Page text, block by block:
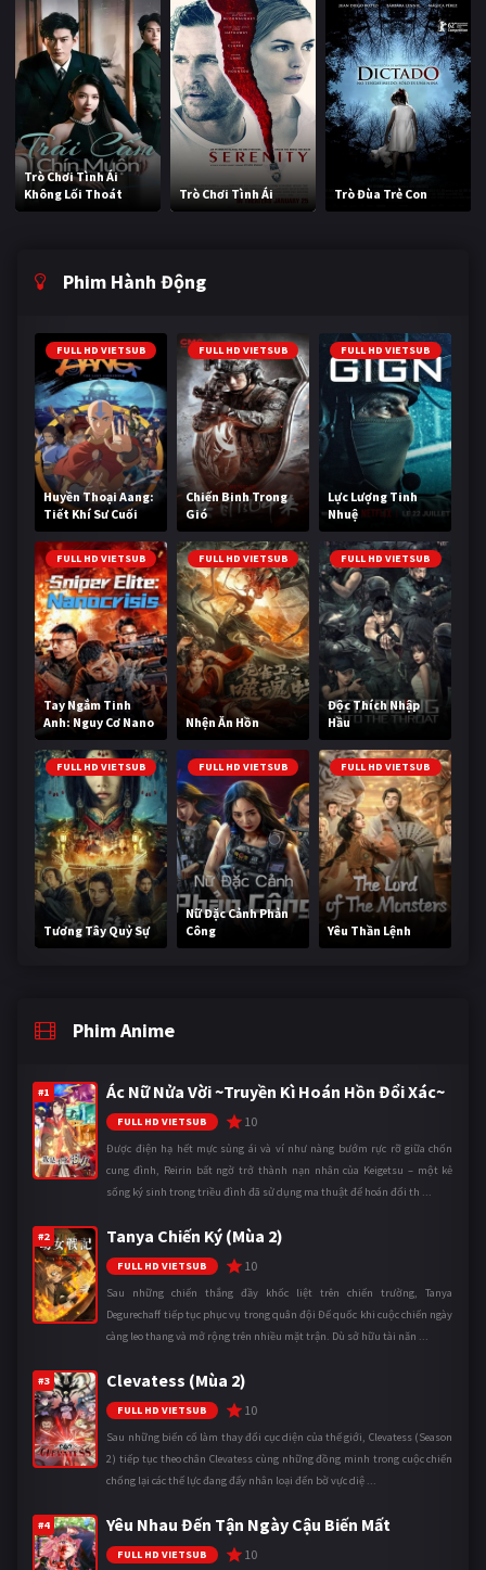
Trò Chơi Tình Ái
Không Lối Thoát
Trò Chơi Tình Ái Trò Đùa Trẻ Con
Phim Hành Động
FULL HD VIETSUB
Huyền Thoại Aang:
Tiết Khí Sư Cuối
Cùng
FULL HD VIETSUB
Chiến Binh Trong
Gió
FULL HD VIETSUB
Lực Lượng Tinh
Nhuệ
FULL HD VIETSUB
Tay Ngắm Tinh
Anh: Nguy Cơ Nano
FULL HD VIETSUB
Nhện Ăn Hồn
FULL HD VIETSUB
Độc Thích Nhập
Hầu
FULL HD VIETSUB
Tương Tây Quỷ Sự
FULL HD VIETSUB
Nữ Đặc Cảnh Phản
Công
FULL HD VIETSUB
Yêu Thần Lệnh
Phim Anime
#1 Ác Nữ Nửa Vời ~Truyền Kì Hoán Hồn Đổi Xác~
FULL HD VIETSUB 10
Được điện hạ hết mực sủng ái và ví như nàng bướm rực rỡ giữa chốn
cung đình, Reirin bất ngờ trở thành nạn nhân của Keigetsu – một kẻ
sống ký sinh trong triều đình đã sử dụng ma thuật để hoán đổi th ...
#2 Tanya Chiến Ký (Mùa 2)
FULL HD VIETSUB 10
Sau những chiến thắng đầy khốc liệt trên chiến trường, Tanya
Degurechaff tiếp tục phục vụ trong quân đội Đế quốc khi cuộc chiến ngày
càng leo thang và mở rộng trên nhiều mặt trận. Dù sở hữu tài năn ...
#3 Clevatess (Mùa 2)
FULL HD VIETSUB 10
Sau những biến cố làm thay đổi cục diện của thế giới, Clevatess (Season
2) tiếp tục theo chân Clevatess cùng những đồng minh trong cuộc chiến
chống lại các thế lực đang đẩy nhân loại đến bờ vực diệ ...
#4 Yêu Nhau Đến Tận Ngày Cậu Biến Mất
FULL HD VIETSUB 10